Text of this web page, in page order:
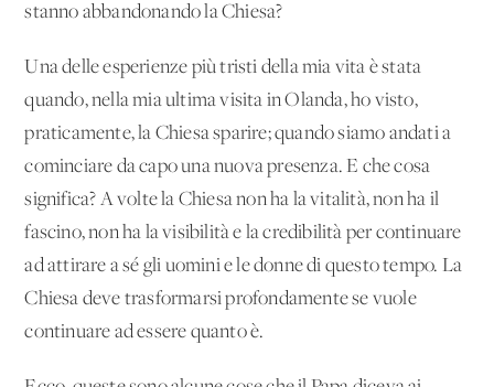
stanno abbandonando la Chiesa?
Una delle esperienze più tristi della mia vita è stata
quando, nella mia ultima visita in Olanda, ho visto,
praticamente, la Chiesa sparire; quando siamo andati a
cominciare da capo una nuova presenza. E che cosa
significa? A volte la Chiesa non ha la vitalità, non ha il
fascino, non ha la visibilità e la credibilità per continuare
ad attirare a sé gli uomini e le donne di questo tempo. La
Chiesa deve trasformarsi profondamente se vuole
continuare ad essere quanto è.